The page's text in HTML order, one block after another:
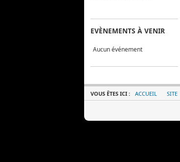
EVÈNEMENTS À VENIR
Aucun événement
VOUS ÊTES ICI : ACCUEIL SITE